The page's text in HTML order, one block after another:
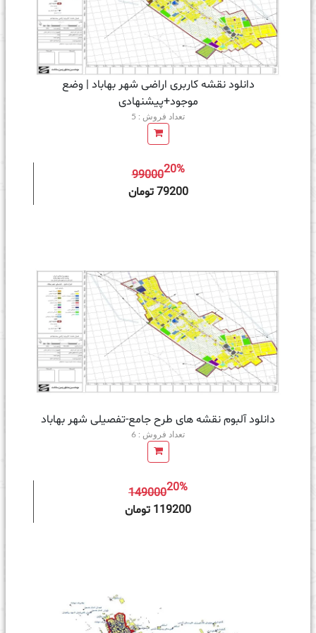
دانلود نقشه کاربری اراضی شهر بهاباد | وضع
موجود+پیشنهادی
تعداد فروش : 5
9900020%
79200 تومان
دانلود آلبوم نقشه های طرح جامع-تفصیلی شهر بهاباد
تعداد فروش : 6
14900020%
119200 تومان